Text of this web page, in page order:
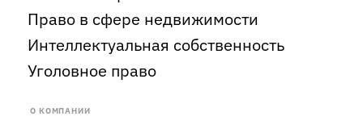
Право в сфере недвижимости
Интеллектуальная собственность
Уголовное право
О КОМПАНИИ